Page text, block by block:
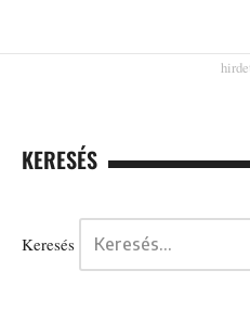
KERESÉS
Keresés